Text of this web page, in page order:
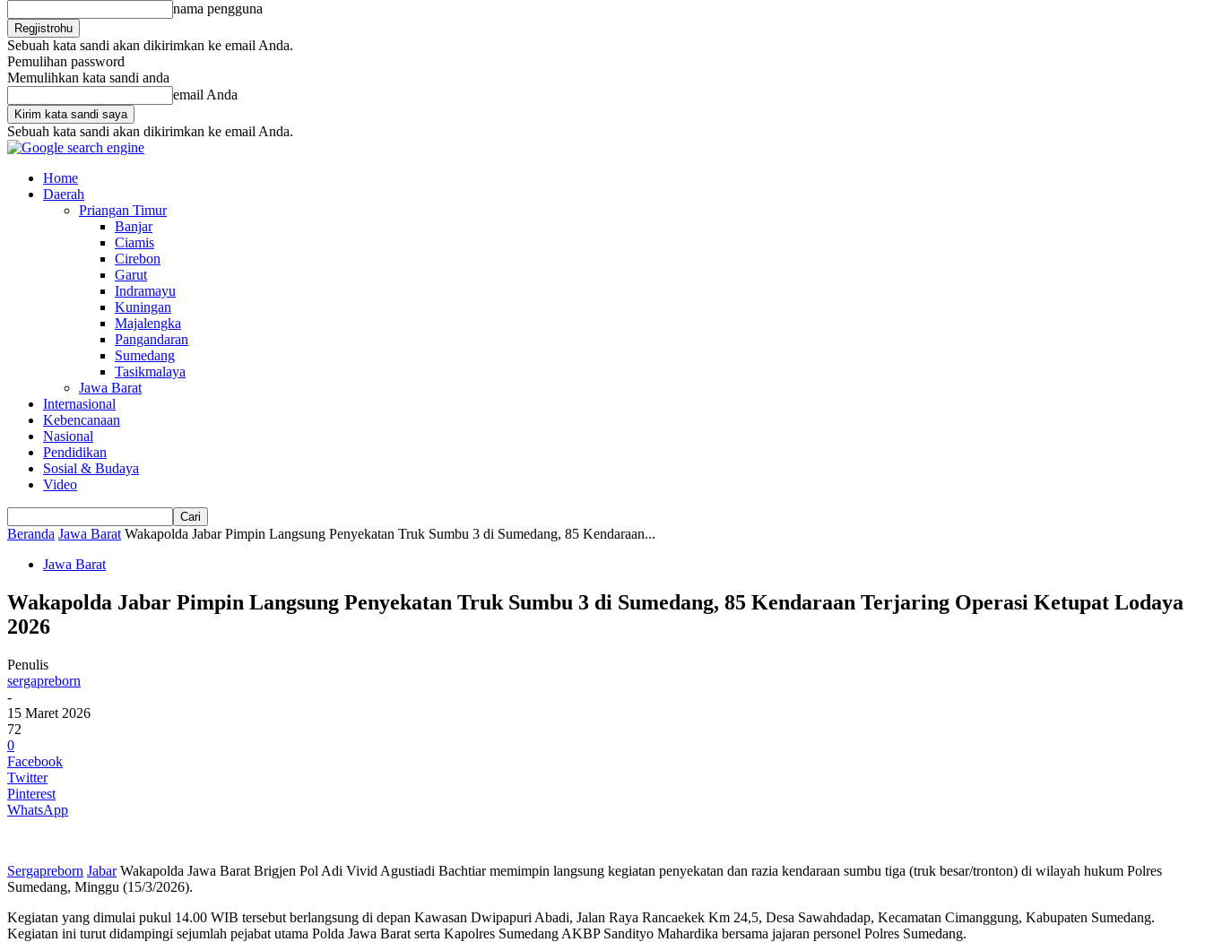
nama pengguna
Sebuah kata sandi akan dikirimkan ke email Anda.
Pemulihan password
Memulihkan kata sandi anda
email Anda
Sebuah kata sandi akan dikirimkan ke email Anda.
Home
Daerah
Priangan Timur
Banjar
Ciamis
Cirebon
Garut
Indramayu
Kuningan
Majalengka
Pangandaran
Sumedang
Tasikmalaya
Jawa Barat
Internasional
Kebencanaan
Nasional
Pendidikan
Sosial & Budaya
Video
Beranda Jawa Barat Wakapolda Jabar Pimpin Langsung Penyekatan Truk Sumbu 3 di Sumedang, 85 Kendaraan...
Jawa Barat
Wakapolda Jabar Pimpin Langsung Penyekatan Truk Sumbu 3 di Sumedang, 85 Kendaraan Terjaring Operasi Ketupat Lodaya
2026
Penulis
sergapreborn
-
15 Maret 2026
72
0
Facebook
Twitter
Pinterest
WhatsApp
Sergapreborn JabarWakapolda Jawa Barat Brigjen Pol Adi Vivid Agustiadi Bachtiar memimpin langsung kegiatan penyekatan dan razia kendaraan sumbu tiga (truk besar/tronton) di wilayah hukum Polres
Sumedang, Minggu (15/3/2026).
Kegiatan yang dimulai pukul 14.00 WIB tersebut berlangsung di depan Kawasan Dwipapuri Abadi, Jalan Raya Rancaekek Km 24,5, Desa Sawahdadap, Kecamatan Cimanggung, Kabupaten Sumedang.
Kegiatan ini turut didampingi sejumlah pejabat utama Polda Jawa Barat serta Kapolres Sumedang AKBP Sandityo Mahardika bersama jajaran personel Polres Sumedang.